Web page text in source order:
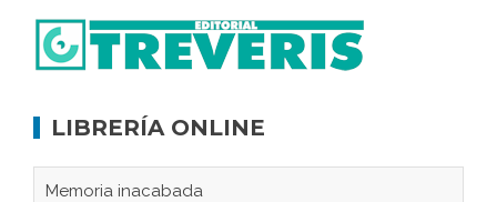
LIBRERÍA ONLINE
Memoria inacabada